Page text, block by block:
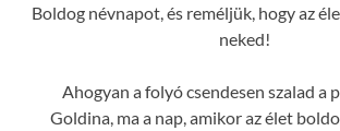
Boldog névnapot, és reméljük, hogy az
neked!
Ahogyan a folyó csendesen szalad a
Goldina, ma a nap, amikor az élet